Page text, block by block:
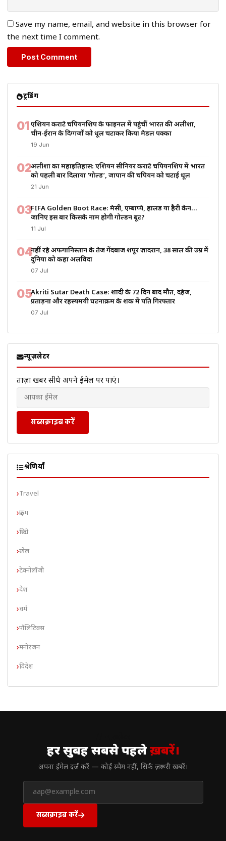
Save my name, email, and website in this browser for
the next time I comment.
ट्रेंडिंग
01एशियन कराटे चैंपियनशिप के फाइनल में पहुंचीं भारत की अलीशा,
चीन-ईरान के दिग्गजों को धूल चटाकर किया मेडल पक्का
19 Jun
02अलीशा का महाइतिहास: एशियन सीनियर कराटे चैंपियनशिप में भारत
को पहली बार दिलाया ‘गोल्ड’, जापान की चैंपियन को चटाई धूल
21 Jun
03FIFA Golden Boot Race: मेसी, एम्बाप्पे, हालैंड या हैरी केन…
जानिए इस बार किसके नाम होगी गोल्डन बूट?
11 Jul
04नहीं रहे अफगानिस्तान के तेज गेंदबाज शपूर ज़ादरान, 38 साल की उम्र में
दुनिया को कहा अलविदा
07 Jul
05Akriti Sutar Death Case: शादी के 72 दिन बाद मौत, दहेज,
प्रताड़ना और रहस्यमयी घटनाक्रम के शक में पति गिरफ्तार
07 Jul
न्यूज़लेटर
ताज़ा खबरें सीधे अपने ईमेल पर पाएं।
सब्सक्राइब करें
श्रेणियाँ
Travel
क्राइम
क्रिप्टो
खेल
टेक्नोलॉजी
देश
धर्म
पॉलिटिक्स
मनोरंजन
विदेश
हर सुबह सबसे पहलेख़बरें।
अपना ईमेल दर्ज करें — कोई स्पैम नहीं, सिर्फ ज़रूरी खबरें।
सब्सक्राइब करें